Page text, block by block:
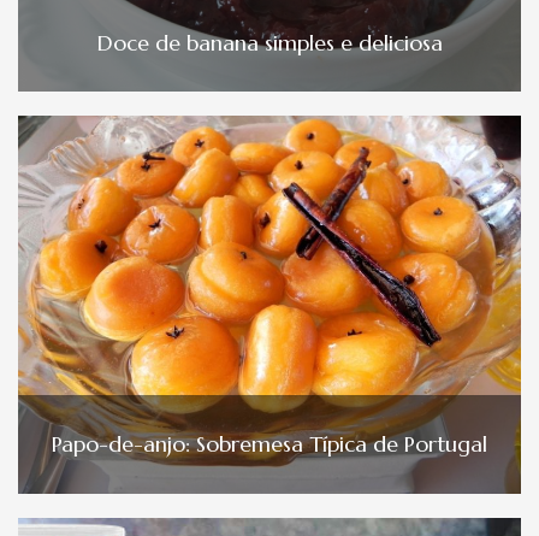
Doce de banana simples e deliciosa
Papo-de-anjo: Sobremesa Típica de Portugal